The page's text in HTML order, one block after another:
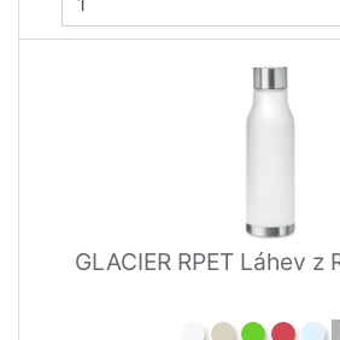
GLACIER RPET Láhev z